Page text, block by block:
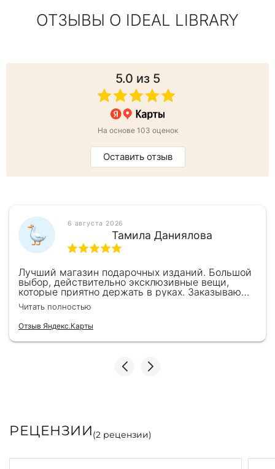
ОТЗЫВЫ О IDEAL LIBRARY
5.0 из 5
На основе 103 оценок
Оставить отзыв
6 августа 2026
Тамила Даниялова
Лучший магазин подарочных изданий. Большой
выбор, действительно эксклюзивные вещи,
которые приятно держать в руках. Заказываю
здесь уже второй раз для бизнес-партнеров,
всегда всё безупречно — от общения с
консультантами до качества самих книг.
Однозначно рекомендую
Читать полностью
Отзыв Яндекс.Карты
РЕЦЕНЗИИ(2 рецензии)